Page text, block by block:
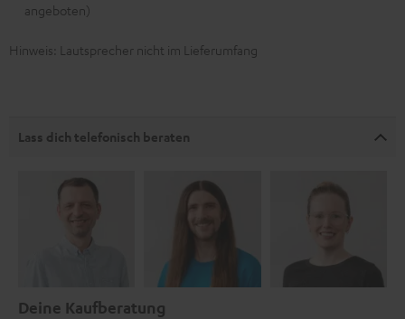
angeboten)
Hinweis: Lautsprecher nicht im Lieferumfang
Lass dich telefonisch beraten
Deine Kaufberatung